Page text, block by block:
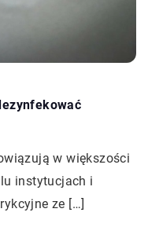
w większości
instytucjach i
ze […]